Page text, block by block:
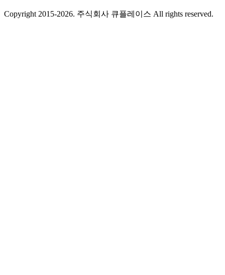
Copyright 2015-2026. 주식회사 큐플레이스 All rights reserved.